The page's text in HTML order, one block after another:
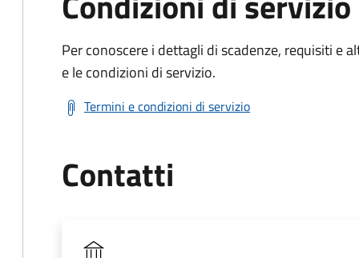
Per conoscere i dettagli di scadenze, requisiti e
e le condizioni di servizio.
Termini e condizioni di servizio
Contatti